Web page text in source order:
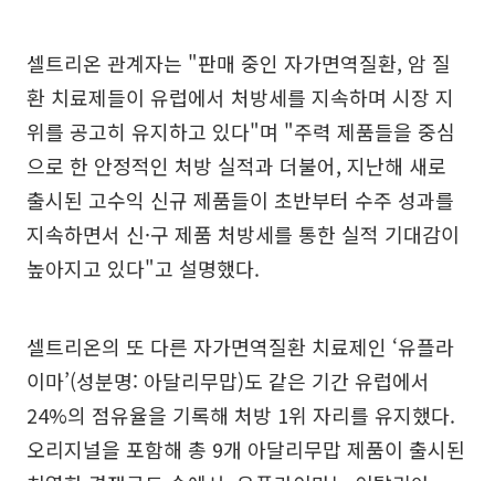
셀트리온 관계자는 "판매 중인 자가면역질환, 암 질
환 치료제들이 유럽에서 처방세를 지속하며 시장 지
위를 공고히 유지하고 있다"며 "주력 제품들을 중심
으로 한 안정적인 처방 실적과 더불어, 지난해 새로
출시된 고수익 신규 제품들이 초반부터 수주 성과를
지속하면서 신·구 제품 처방세를 통한 실적 기대감이
높아지고 있다"고 설명했다.
셀트리온의 또 다른 자가면역질환 치료제인 ‘유플라
이마’(성분명: 아달리무맙)도 같은 기간 유럽에서
24%의 점유율을 기록해 처방 1위 자리를 유지했다.
오리지널을 포함해 총 9개 아달리무맙 제품이 출시된